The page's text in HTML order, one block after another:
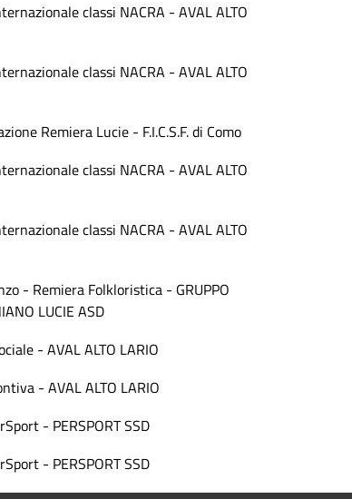
classi NACRA - AVAL ALTO
classi NACRA - AVAL ALTO
Remiera Lucie - F.I.C.S.F. di Como
classi NACRA - AVAL ALTO
classi NACRA - AVAL ALTO
- Remiera Folkloristica - GRUPPO
LUCIE ASD
- AVAL ALTO LARIO
- AVAL ALTO LARIO
- PERSPORT SSD
- PERSPORT SSD